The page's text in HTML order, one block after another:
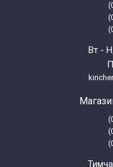
Whirlpool ADG
Whirlpool ADG
Whirlpool ADG
Whirlpool ADG
Whirlpool ADG
Вт -